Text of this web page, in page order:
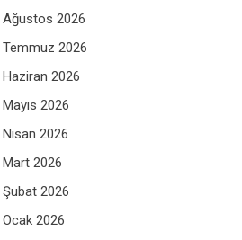
Ağustos 2026
Temmuz 2026
Haziran 2026
Mayıs 2026
Nisan 2026
Mart 2026
Şubat 2026
Ocak 2026